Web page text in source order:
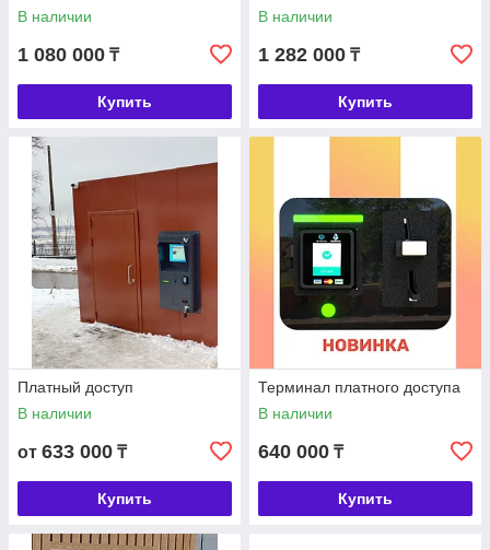
В наличии
1 080 000 ₸
Купить
В наличии
1 282 000 ₸
Купить
Платный доступ
В наличии
от 633 000 ₸
Купить
Терминал платного доступа
В наличии
640 000 ₸
Купить